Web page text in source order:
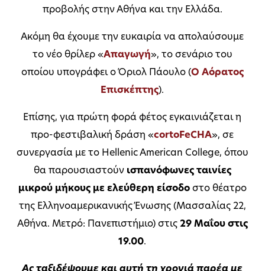
προβολής στην Αθήνα και την Ελλάδα.
Ακόμη θα έχουμε την ευκαιρία να απολαύσουμε
το νέο θρίλερ «Απαγωγή», το σενάριο του
οποίου υπογράφει ο Όριολ Πάουλο (Ο Αόρατος
Επισκέπτης).
Επίσης, για πρώτη φορά φέτος εγκαινιάζεται η
προ-φεστιβαλική δράση «cortoFeCHA», σε
συνεργασία με το Hellenic American College, όπου
θα παρουσιαστούν ισπανόφωνες ταινίες
μικρού μήκους με ελεύθερη είσοδοστο θέατρο
της Ελληνοαμερικανικής Ένωσης (Μασσαλίας 22,
Αθήνα. Μετρό: Πανεπιστήμιο) στις 29 Μαΐου στις
19.00.